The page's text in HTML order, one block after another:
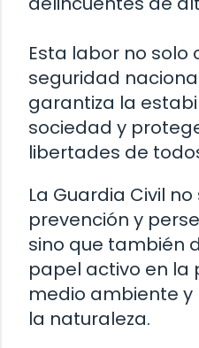
Esta labor no solo
seguridad
garantiza la
sociedad y
libertades de
La Guardia Civil
prevención y
sino que también
papel activo en la
medio ambiente
la naturaleza.